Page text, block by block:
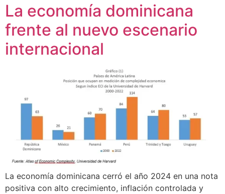
La economía dominicana
frente al nuevo escenario
internacional
La economía dominicana cerró el año 2024 en una nota
positiva con alto crecimiento, inflación controlada y